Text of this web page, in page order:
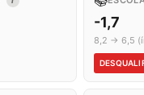
-1,7
8,2 → 6,5